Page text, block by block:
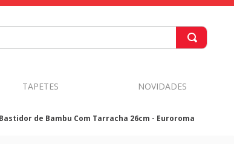
TAPETES NOVIDADES
Bastidor de Bambu Com Tarracha 26cm - Euroroma